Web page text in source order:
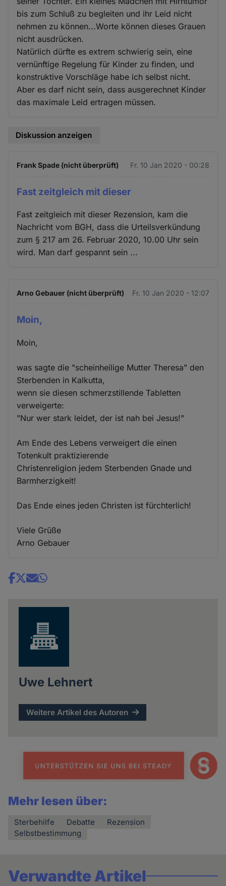
bis zum Schluß zu begleiten und ihr Leid nicht
nehmen zu können...Worte können dieses Grauen
nicht ausdrücken.
Natürlich dürfte es extrem schwierig sein, eine
vernünftige Regelung für Kinder zu finden, und
konstruktive Vorschläge habe ich selbst nicht.
Aber es darf nicht sein, dass ausgerechnet Kinder
das maximale Leid ertragen müssen.
Diskussion anzeigen
Frank Spade (nicht überprüft) Fr. 10 Jan 2020 - 00:28
Fast zeitgleich mit dieser
Fast zeitgleich mit dieser Rezension, kam die
Nachricht vom BGH, dass die Urteilsverkündung
zum § 217 am 26. Februar 2020, 10.00 Uhr sein
wird. Man darf gespannt sein ...
Arno Gebauer (nicht überprüft) Fr. 10 Jan 2020 - 12:07
Moin,
Moin,
was sagte die "scheinheilige Mutter Theresa" den
Sterbenden in Kalkutta,
wenn sie diesen schmerzstillende Tabletten
verweigerte:
"Nur wer stark leidet, der ist nah bei Jesus!"
Am Ende des Lebens verweigert die einen
Totenkult praktizierende
Christenreligion jedem Sterbenden Gnade und
Barmherzigkeit!
Das Ende eines jeden Christen ist fürchterlich!
Viele Grüße
Arno Gebauer
Share
Uwe Lehnert
Weitere Artikel des Autoren
Mehr lesen über:
Sterbehilfe Debatte
Rezension
Selbstbestimmung
Verwandte Artikel